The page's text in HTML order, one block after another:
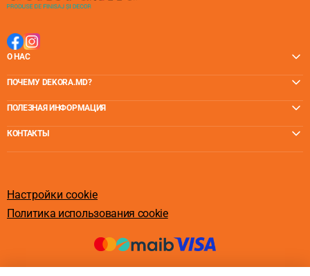
О НАС
ПОЧЕМУ DEKORA.MD?
ПОЛЕЗНАЯ ИНФОРМАЦИЯ
КОНТАКТЫ
Настройки cookie
Политика использования cookie